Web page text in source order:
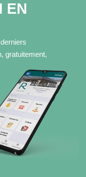
EN
gratuitement,